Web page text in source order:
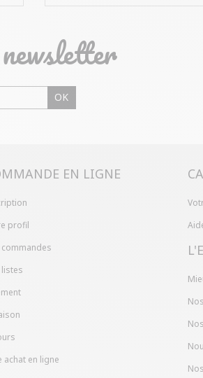
newsletter
OK
EN LIGNE
profil
achat en ligne